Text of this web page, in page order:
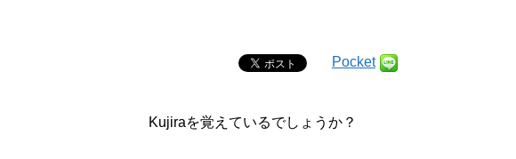
Pocket
Kujiraを覚えているでしょうか？